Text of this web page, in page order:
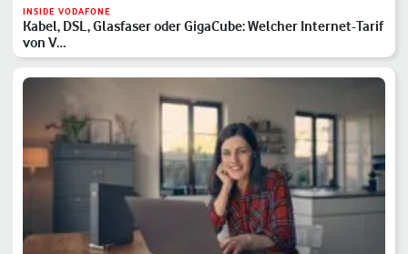
INSIDE VODAFONE
Kabel, DSL, Glasfaser oder GigaCube: Welcher Internet-Tarif
von V…